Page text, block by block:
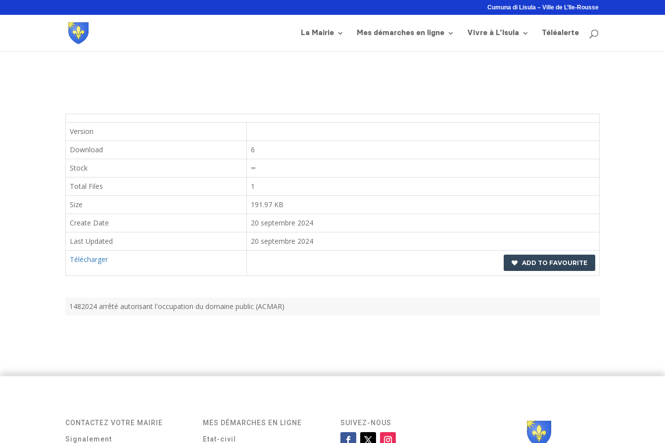
Cumuna di Lisula – Ville de L’Ile-Rousse
La Mairie Mes démarches en ligne Vivre à L’Isula Téléalerte
Version
Download
6
Stock
∞
Total Files
1
Size
191.97 KB
Create Date
20 septembre 2024
Last Updated
20 septembre 2024
Télécharger
ADD TO FAVOURITE
1482024 arrêté autorisant l'occupation du domaine public (ACMAR)
CONTACTEZ VOTRE MAIRIE
Signalement
MES DÉMARCHES EN LIGNE
Etat-civil
SUIVEZ-NOUS